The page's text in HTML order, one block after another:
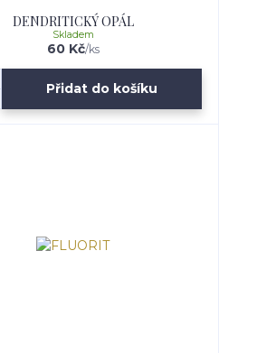
DENDRITICKÝ OPÁL
60 Kč/ks
Skladem
Přidat do košíku